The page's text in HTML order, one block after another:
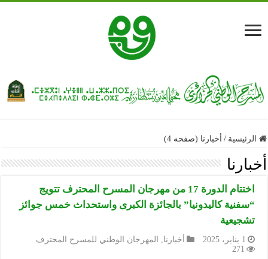
الرئيسية / أخبارنا (صفحه 4)
أخبارنا
اختتام الدورة 17 من مهرجان المسرح المحترف تتويج
“سفنية كاليدونيا” بالجائزة الكبرى واستحداث خمس جوائز
تشجيعية
1 يناير، 2025 أخبارنا
المهرجان الوطني للمسرح المحترف
271